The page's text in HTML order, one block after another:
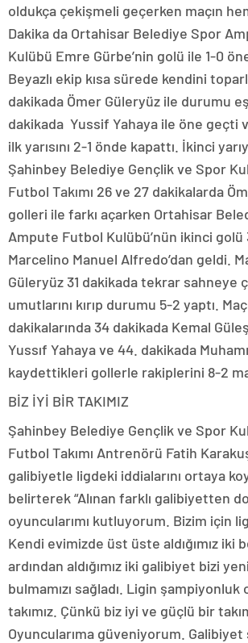
oldukça çekişmeli geçerken maçın
Dakika da Ortahisar Belediye Spor
Kulübü Emre Gürbe’nin golü ile 1-0
Beyazlı ekip kısa sürede kendini
dakikada Ömer Güleryüz ile durumu
dakikada Yussif Yahaya ile öne geçti
ilk yarısını 2-1 önde kapattı. İkinci
Şahinbey Belediye Gençlik ve Spor
Futbol Takımı 26 ve 27 dakikalarda
golleri ile farkı açarken Ortahisar
Ampute Futbol Kulübü’nün ikinci golü
Marcelino Manuel Alfredo’dan geldi.
Güleryüz 31 dakikada tekrar sahneye
umutlarını kırıp durumu 5-2 yaptı.
dakikalarında 34 dakikada Kemal
Yussıf Yahaya ve 44. dakikada
kaydettikleri gollerle rakiplerini 8-2
BİZ İYİ BİR TAKIMIZ
Şahinbey Belediye Gençlik ve Spor
Futbol Takımı Antrenörü Fatih
galibiyetle ligdeki iddialarını ortaya
belirterek “Alınan farklı galibiyetten
oyuncularımı kutluyorum. Bizim için
Kendi evimizde üst üste aldığımız iki
ardından aldığımız iki galibiyet bizi
bulmamızı sağladı. Ligin şampiyonluk
takımız. Çünkü biz iyi ve güçlü bir
Oyuncularıma güveniyorum.